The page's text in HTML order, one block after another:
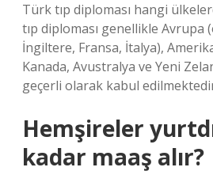
Türk tıp diploması hangi
tıp diploması genellikle Avrupa
İngiltere, Fransa, İtalya),
Kanada, Avustralya ve Yeni
geçerli olarak kabul
Hemşireler
kadar maaş alır?